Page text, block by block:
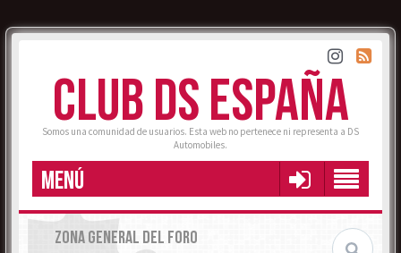
CLUB DS ESPAÑA
Somos una comunidad de usuarios. Esta web no pertenece ni representa a DS
Automobiles.
MENÚ
ZONA GENERAL DEL FORO